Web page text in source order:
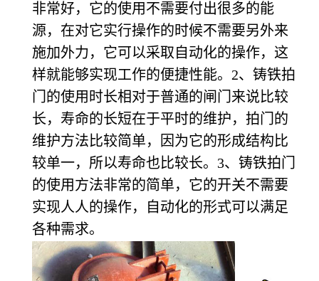
非常好，它的使用不需要付出很多的能
源，在对它实行操作的时候不需要另外来
施加外力，它可以采取自动化的操作，这
样就能够实现工作的便捷性能。2、铸铁拍
门的使用时长相对于普通的闸门来说比较
长，寿命的长短在于平时的维护，拍门的
维护方法比较简单，因为它的形成结构比
较单一，所以寿命也比较长。3、铸铁拍门
的使用方法非常的简单，它的开关不需要
实现人人的操作，自动化的形式可以满足
各种需求。